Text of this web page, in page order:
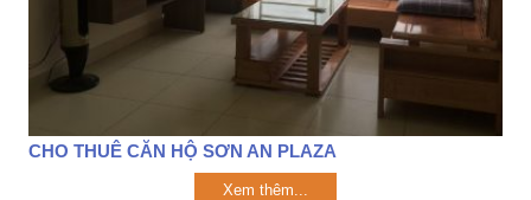
CHO THUÊ CĂN HỘ SƠN AN PLAZA
Xem thêm...